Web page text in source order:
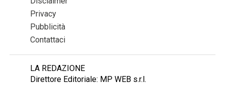
Privacy
Pubblicità
Contattaci
LA REDAZIONE
Direttore Editoriale: MP WEB s.r.l.